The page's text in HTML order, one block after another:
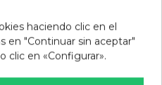
haciendo clic en el
en "Continuar sin aceptar"
clic en «Configurar».